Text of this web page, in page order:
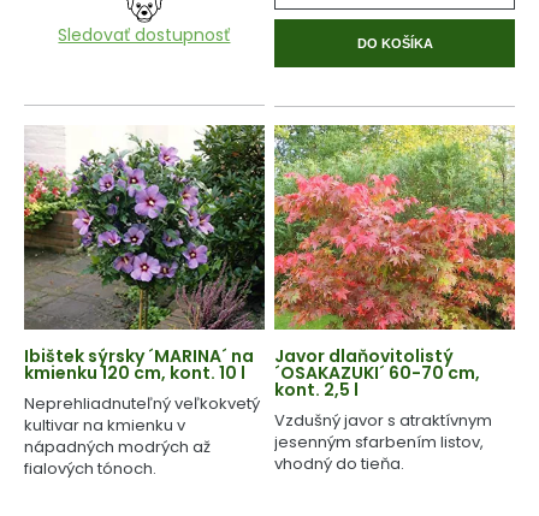
Sledovať dostupnosť DO KOŠÍKA
Ibištek sýrsky ´MARINA´ na
kmienku 120 cm, kont. 10 l
Neprehliadnuteľný veľkokvetý
kultivar na kmienku v
nápadných modrých až
fialových tónoch.
Javor dlaňovitolistý
´OSAKAZUKI´ 60-70 cm,
kont. 2,5 l
Vzdušný javor s atraktívnym
jesenným sfarbením listov,
vhodný do tieňa.